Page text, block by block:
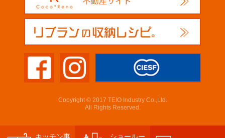
Copyright © 2017 TEIO Industry Co.,Ltd.
All Rights Reserved.